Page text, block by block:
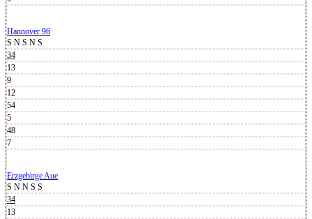
Hannover 96
S N S N S
34
13
9
12
54
5
48
7
Erzgebirge Aue
S N N S S
34
13